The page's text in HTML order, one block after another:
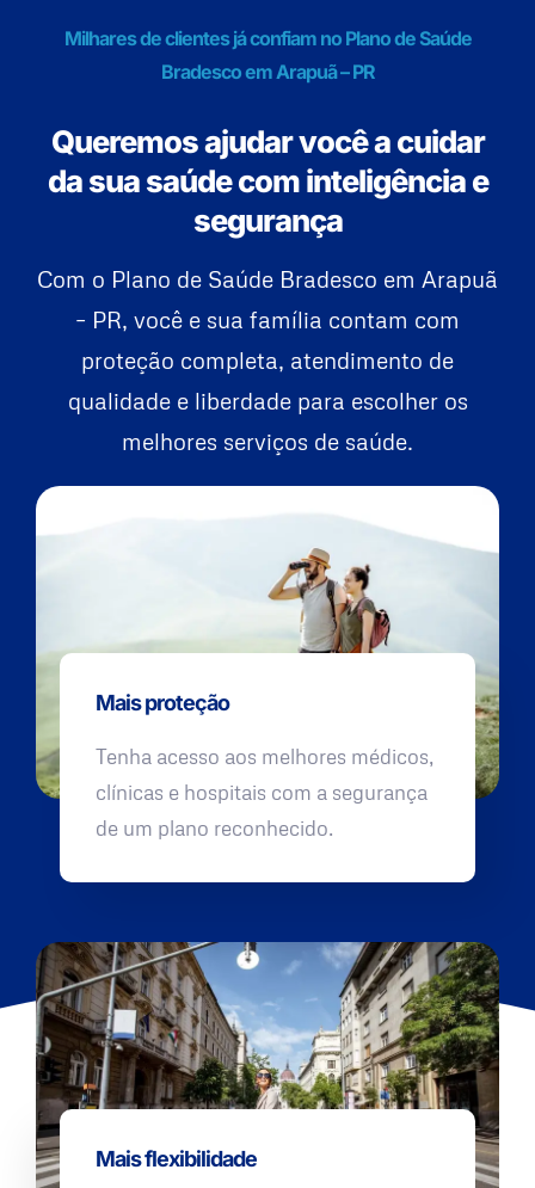
Milhares de clientes já confiam no Plano de Saúde
Bradesco em Arapuã – PR
Queremos ajudar você a cuidar
da sua saúde com inteligência e
segurança
Com o Plano de Saúde Bradesco em Arapuã
– PR, você e sua família contam com
proteção completa, atendimento de
qualidade e liberdade para escolher os
melhores serviços de saúde.
Mais proteção
Tenha acesso aos melhores médicos,
clínicas e hospitais com a segurança
de um plano reconhecido.
Mais flexibilidade